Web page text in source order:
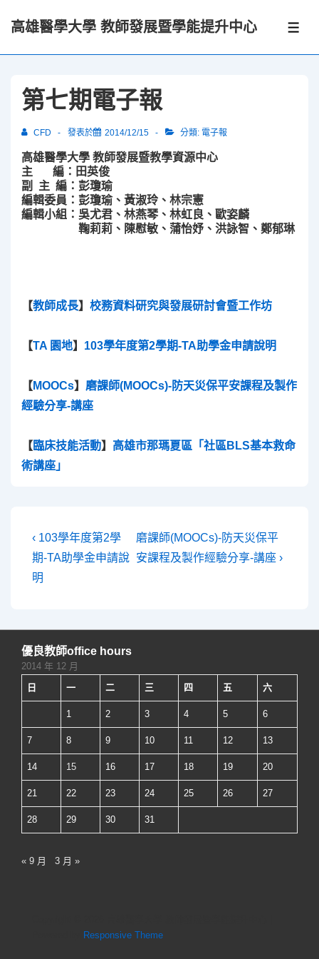
Skip
Content
高雄醫學大學 教師發展暨學能提升中心
選
第七期電子報
CFD 發表於 2014/12/15 分類: 電子報
高雄醫學大學 教師發展暨教學資源中心
主 編：田英俊
副 主 編：彭瓊瑜
編輯委員：彭瓊瑜、黃淑玲、林宗憲
編輯小組：吳尤君、林燕琴、林虹良、歐姿麟
鞠莉莉、陳慰敏、蒲怡妤、洪詠智、鄭郁琳
【教師成長】 校務資料研究與發展研討會暨工作坊
【TA 園地】 103學年度第2學期-TA助學金申請說明
【 MOOCs】 磨課師(MOOCs)-防天災保平安課程及製作
經驗分享-講座
【臨床技能活動】 高雄市那瑪夏區「社區BLS基本救命
術講座」
文
章
導
Previous
Post
is
‹ 103學年度第2學
期-TA助學金申請說
明
Next
Post
磨課師(MOOCs)-防天災保平
安課程及製作經驗分享-講座 ›
優良教師office hours
2014 年 12 月
日
一 二 三 四 五 六
1 2 3 4 5 6
7 8 9 10 11 12 13
14 15 16 17 18 19 20
21 22 23 24 25 26 27
28 29 30 31
« 9 月 3 月 »
Responsive Theme